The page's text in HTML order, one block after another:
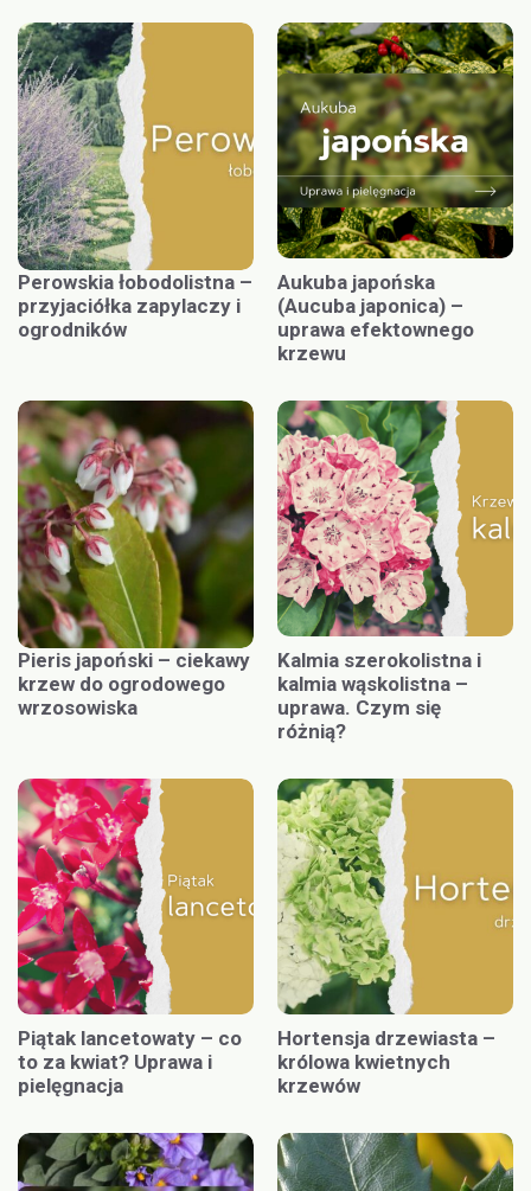
Perowskia łobodolistna –
przyjaciółka zapylaczy i
ogrodników
Aukuba japońska
(Aucuba japonica) –
uprawa efektownego
krzewu
Pieris japoński – ciekawy
krzew do ogrodowego
wrzosowiska
Kalmia szerokolistna i
kalmia wąskolistna –
uprawa. Czym się
różnią?
Piątak lancetowaty – co
to za kwiat? Uprawa i
pielęgnacja
Hortensja drzewiasta –
królowa kwietnych
krzewów